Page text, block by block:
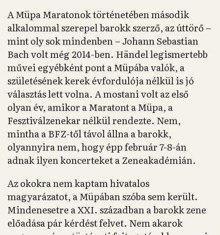
A Müpa Maratonok történetében második
alkalommal szerepel barokk szerző, az úttörő –
mint oly sok mindenben – Johann Sebastian
Bach volt még 2014-ben. Händel legismertebb
művei egyébként pont a Müpába valók, a
születésének kerek évfordulója nélkül is jó
választás lett volna. A mostani volt az első
olyan év, amikor a Maratont a Müpa, a
Fesztiválzenekar nélkül rendezte. Nem,
mintha a BFZ-től távol állna a barokk,
olyannyira nem, hogy épp február 7-8-án
adnak ilyen koncerteket a Zeneakadémián.
Az okokra nem kaptam hivatalos
magyarázatot, a Müpában szóba sem került.
Mindenesetre a XXI. században a barokk zene
előadása pár kérdést felvet. Nem akarok